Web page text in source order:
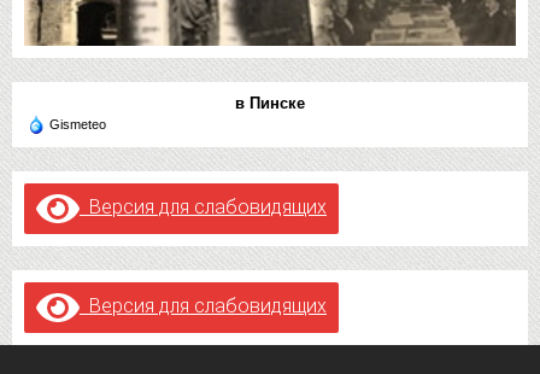
в Пинске
Gismeteo
Версия для слабовидящих
Версия для слабовидящих